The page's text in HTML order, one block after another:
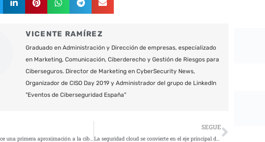
VICENTE RAMÍREZ
Graduado en Administración y Dirección de empresas, especializado
en Marketing, Comunicación, Ciberderecho y Gestión de Riesgos para
Ciberseguros. Director de Marketing en CyberSecurity News,
Organizador de CISO Day 2019 y Administrador del grupo de LinkedIn
"Eventos de Ciberseguridad España"
El MCC19 ofrece una primera aproximación a la ciberseguridad para retailers
SEGUE
La seguridad cloud se convierte en el eje principal del CPX España 2019